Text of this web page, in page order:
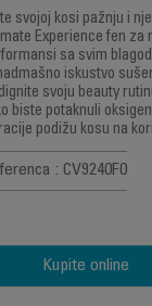
svojoj kosi pažnju i
Experience fen za
sa svim
iskustvo
svoju beauty
biste potaknuli
podižu kosu na
: CV9240F0
Kupite online